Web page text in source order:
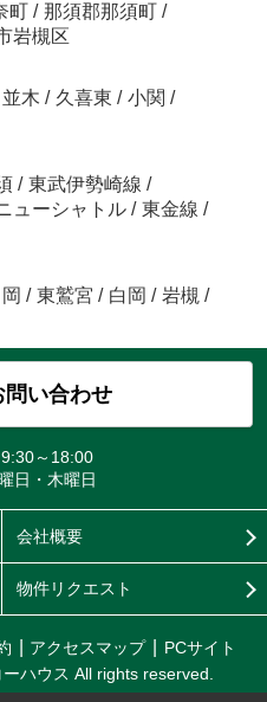
町 / 那須郡那須町 /
岩槻区
並木 / 久喜東 / 小関 /
/ 東武伊勢崎線 /
ューシャトル / 東金線 /
/ 東鷲宮 / 白岡 / 岩槻 /
問い合わせ
9:30～18:00
日・木曜日
会社概要
物件リクエスト
アクセスマップ
PCサイト
ハウス All rights reserved.